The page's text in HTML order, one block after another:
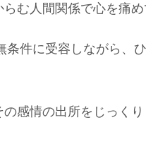
む人間関係で心を痛め
件に受容しながら、
感情の出所をじっくり